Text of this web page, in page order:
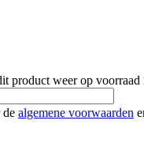
product weer op voorraad
de algemene voorwaarden